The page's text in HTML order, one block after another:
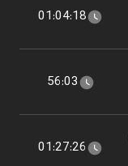
01:04:18
56:03
01:27:26